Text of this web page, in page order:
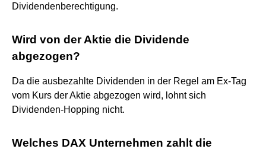
Dividendenberechtigung.
Wird von der Aktie die Dividende
abgezogen?
Da die ausbezahlte Dividenden in der Regel am Ex-Tag
vom Kurs der Aktie abgezogen wird, lohnt sich
Dividenden-Hopping nicht.
Welches DAX Unternehmen zahlt die